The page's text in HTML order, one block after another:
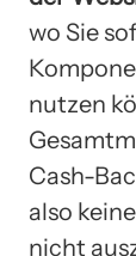
wo Sie
nutzen
Cash-
also
nicht